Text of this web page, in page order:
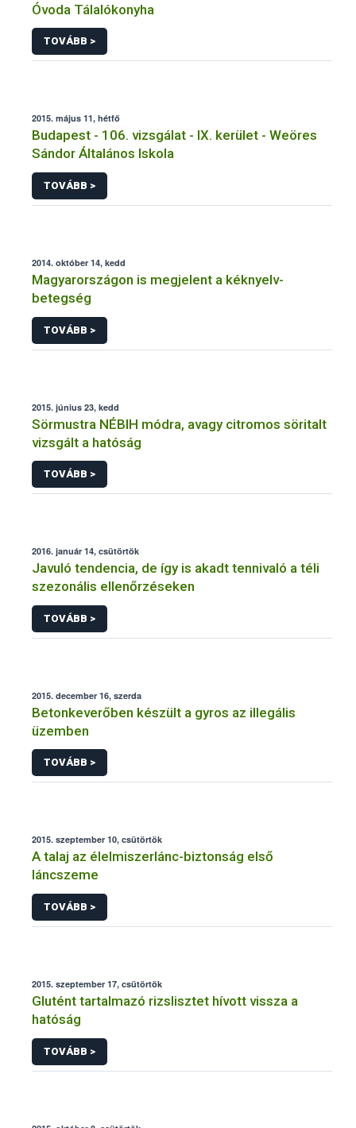
Óvoda Tálalókonyha
TOVÁBB >
2015. május 11, hétfő
Budapest - 106. vizsgálat - IX. kerület - Weöres
Sándor Általános Iskola
TOVÁBB >
2014. október 14, kedd
Magyarországon is megjelent a kéknyelv-
betegség
TOVÁBB >
2015. június 23, kedd
Sörmustra NÉBIH módra, avagy citromos söritalt
vizsgált a hatóság
TOVÁBB >
2016. január 14, csütörtök
Javuló tendencia, de így is akadt tennivaló a téli
szezonális ellenőrzéseken
TOVÁBB >
2015. december 16, szerda
Betonkeverőben készült a gyros az illegális
üzemben
TOVÁBB >
2015. szeptember 10, csütörtök
A talaj az élelmiszerlánc-biztonság első
láncszeme
TOVÁBB >
2015. szeptember 17, csütörtök
Glutént tartalmazó rizslisztet hívott vissza a
hatóság
TOVÁBB >